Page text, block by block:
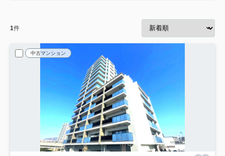
1件
中古マンション